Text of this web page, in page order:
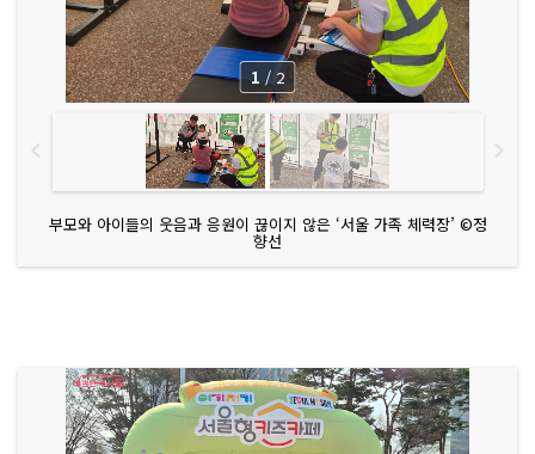
부모와 아이들의 웃음과 응원이 끊이지 않은 ‘서울 가족 체력장’ ©정
향선
1 / 2